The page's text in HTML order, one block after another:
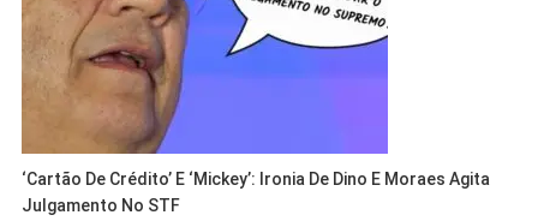
‘Cartão De Crédito’ E ‘Mickey’: Ironia De Dino E Moraes Agita
Julgamento No STF